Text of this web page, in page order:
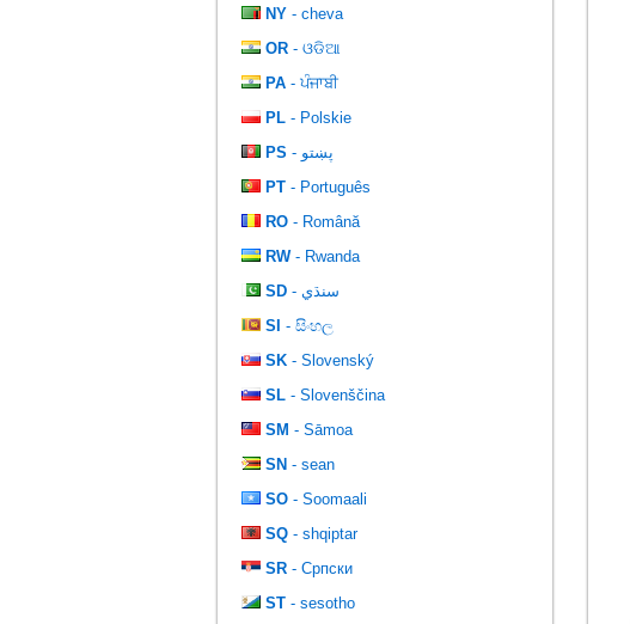
NY - cheva
OR - ଓଡିଆ
PA - ਪੰਜਾਬੀ
PL - Polskie
PS
- پښتو
PT - Português
RO - Română
RW- Rwanda
SD
- سنڌي
SI - සිංහල
SK - Slovenský
SL - Slovenščina
SM - Sāmoa
SN - sean
SO - Soomaali
SQ - shqiptar
SR - Српски
ST - sesotho